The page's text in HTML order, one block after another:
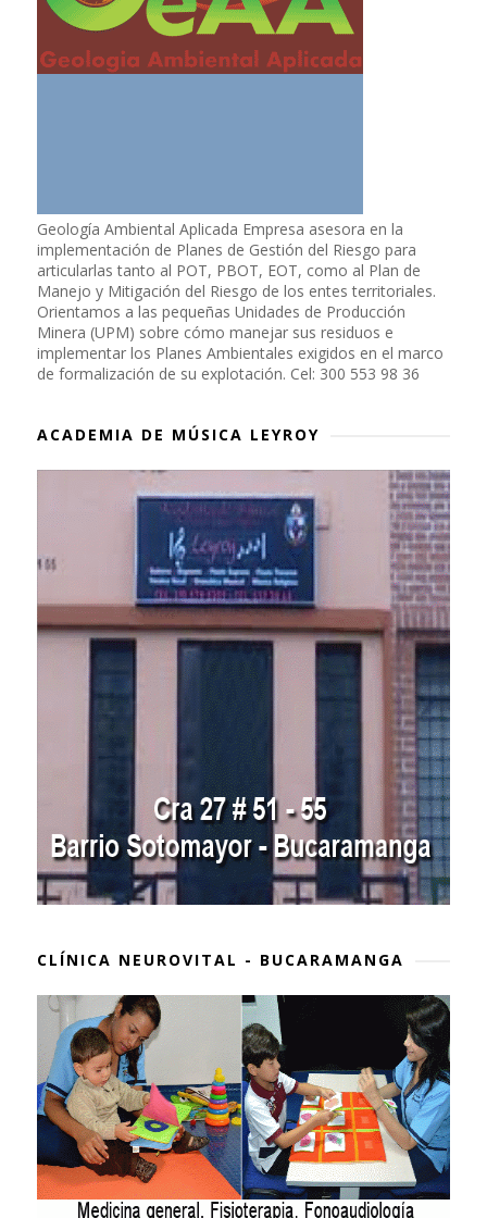
Geología Ambiental Aplicada Empresa asesora en la
implementación de Planes de Gestión del Riesgo para
articularlas tanto al POT, PBOT, EOT, como al Plan de
Manejo y Mitigación del Riesgo de los entes territoriales.
Orientamos a las pequeñas Unidades de Producción
Minera (UPM) sobre cómo manejar sus residuos e
implementar los Planes Ambientales exigidos en el marco
de formalización de su explotación. Cel: 300 553 98 36
ACADEMIA DE MÚSICA LEYROY
CLÍNICA NEUROVITAL - BUCARAMANGA